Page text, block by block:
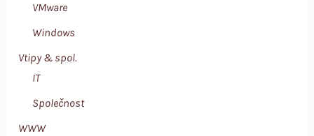
VMware
Windows
Vtipy & spol.
IT
Společnost
WWW